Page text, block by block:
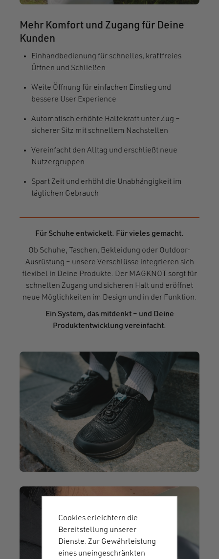
Mehr Komfort und Zugang für Deine
Kunden
Einhandbedienung für schnelles, kraftfreies
Öffnen und Schließen
Weite Öffnung für einfachen Einstieg und
bessere User Experience
Automatisch erhöhte Haltekraft unter Zug –
sicherer Sitz mit schnellem Nachstellen
Vereinfacht den Alltag und erschließt neue
Nutzergruppen
Spart Zeit und erhöht die Unabhängigkeit im
täglichen Gebrauch
Für Schuhe entwickelt. Für vieles gemacht.
Ob Schuhe, Taschen, Bekleidung oder Outdoor-
Ausrüstung – unsere Verschlüsse integrieren sich
flexibel in Deine Produkte. Der MAGKNOT sorgt für
schnellen Zugang und sicheren Halt und eröffnet
neue Möglichkeiten im Design und in der Funktion.
Ein System, das mitdenkt – und Deine
Produktentwicklung vereinfacht.
Cookies erleichtern die
Bereitstellung unserer
Dienste. Zur Gewährleistung
eines uneingeschränkten